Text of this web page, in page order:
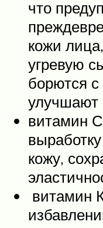
что
кожи
угревую
борются
улучшают
витамин
кожу,
витамин